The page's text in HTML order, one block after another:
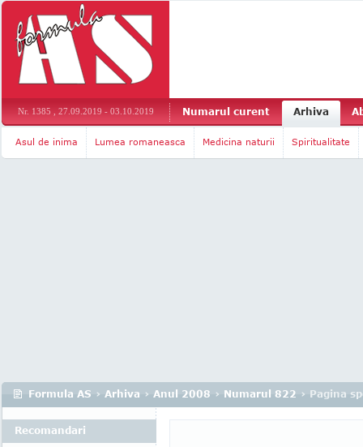
Nr. 1385 , 27.09.2019 - 03.10.2019 Numarul curent Arhiva
Asul de inima Lumea romaneasca Medicina naturii Spiritualitate
Formula AS › Arhiva › Anul 2008 › Numarul 822 › Pagina
Recomandari